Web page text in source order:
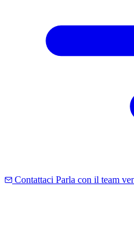
Contattaci Parla con il team